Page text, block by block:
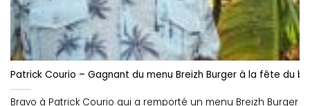
Patrick Courio – Gagnant du menu Breizh Burger à la fête du
Bravo à Patrick Courio qui a remporté un menu Breizh Burger